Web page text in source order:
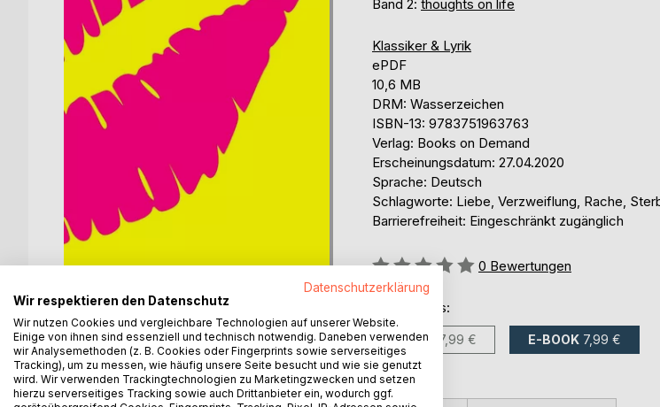
Band 2: thoughts on life
Klassiker & Lyrik
ePDF
10,6 MB
DRM: Wasserzeichen
ISBN-13: 9783751963763
Verlag: Books on Demand
Erscheinungsdatum: 27.04.2020
Sprache: Deutsch
Schlagworte: Liebe, Verzweiflung, Rache,
Barrierefreiheit: Eingeschränkt zugänglich
Bewertung::
0%
0 Bewertungen
erhältlich als:
BUCH 27,99 € E-BOOK 7,99 €
Datenschutzerklärung
Wir respektieren den Datenschutz
Wir nutzen Cookies und vergleichbare Technologien auf unserer Website.
Einige von ihnen sind essenziell und technisch notwendig. Daneben verwenden
wir Analysemethoden (z. B. Cookies oder Fingerprints sowie serverseitiges
Tracking), um zu messen, wie häufig unsere Seite besucht und wie sie genutzt
wird. Wir verwenden Trackingtechnologien zu Marketingzwecken und setzen
hierzu serverseitiges Tracking sowie auch Drittanbieter ein, wodurch ggf.